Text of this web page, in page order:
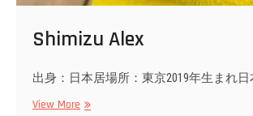
Shimizu Alex
出身：日本居場所：東京2019年生まれ
View More Shimizu